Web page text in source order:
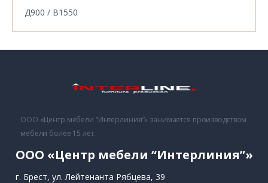
Д900 / В1550
ООО «Центр мебели “Интерлиния”» занимается производством
мебели более 15 лет.
ООО «Центр мебели “Интерлиния”»
г. Брест, ул. Лейтенанта Рябцева, 39